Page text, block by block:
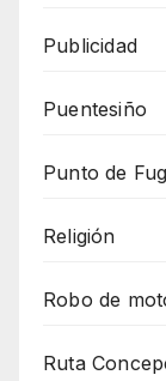
Publicidad
Puentesiño
Punto de
Religión
Robo de
Ruta